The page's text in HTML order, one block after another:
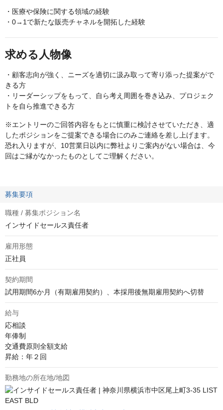
・医療や保険に関する領域の経験
・0→1で新たな販売チャネルを開拓した経験
求める人物像
・顧客志向が強く、ニーズを適切に汲み取って寄り添った提案がで
きる方
・リーダーシップをもって、自ら考え周囲を巻き込み、プロジェク
トを自ら推進できる方
※エントリーのご回答内容をもとに慎重に検討させていただき、適
したポジションをご提案できる場合にのみご連絡を差し上げます。
恐れ入りますが、10営業日以内に弊社よりご案内がない場合は、今
回はご縁がなかったものとしてご理解ください。
募集要項
職種 / 募集ポジション名
インサイドセールス責任者
雇用形態
正社員
契約期間
試用期間6か月（有期雇用契約）、本採用後無期雇用契約へ切替
給与
応相談
年俸制
交通費原則全額支給
昇給：年２回
勤務地の所在地/地図